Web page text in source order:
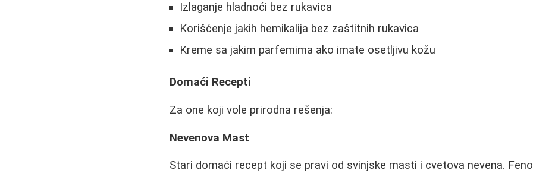
Izlaganje hladnoći bez rukavica
Korišćenje jakih hemikalija bez zaštitnih rukavica
Kreme sa jakim parfemima ako imate osetljivu kožu
Domaći Recepti
Za one koji vole prirodna rešenja:
Nevenova Mast
Stari domaći recept koji se pravi od svinjske masti i cvetova nevena.